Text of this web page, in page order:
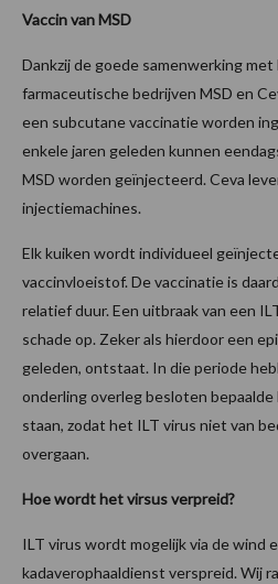
Vaccin van MSD
Dankzij de goede samenwerking
farmaceutische bedrijven MSD en
een subcutane vaccinatie worden
enkele jaren geleden kunnen
MSD worden geïnjecteerd. Ceva
injectiemachines.
Elk kuiken wordt individueel
vaccinvloeistof. De vaccinatie is
relatief duur. Een uitbraak van een
schade op. Zeker als hierdoor een
geleden, ontstaat. In die periode
onderling overleg besloten
staan, zodat het ILT virus niet van
overgaan.
Hoe wordt het virsus verpreid?
ILT virus wordt mogelijk via de wind
kadaverophaaldienst verspreid. Wij